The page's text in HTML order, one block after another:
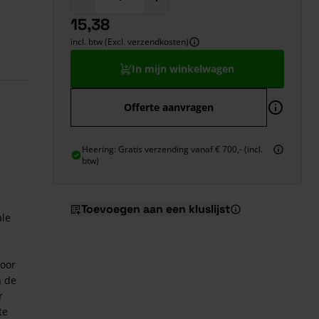
de
15,38
incl. btw (Excl. verzendkosten)
In mijn winkelwagen
Offerte aanvragen
Heering: Gratis verzending vanaf € 700,- (incl.
btw)
Toevoegen aan een kluslijst